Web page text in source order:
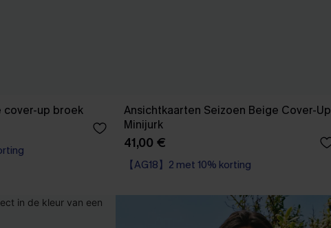
cover-up broek
Ansichtkaarten Seizoen Beige Cover-Up
Minijurk
41,00 €
【AG18】2 met 10% korting